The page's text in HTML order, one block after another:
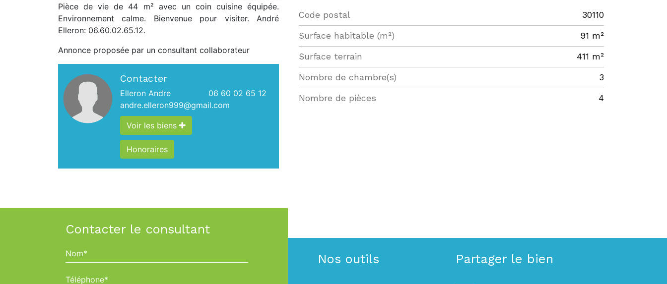
Pièce de vie de 44 m² avec un coin cuisine équipée.
Environnement calme. Bienvenue pour visiter. André
Elleron: 06.60.02.65.12.
Annonce proposée par un consultant collaborateur
Contacter
Elleron Andre
06 60 02 65 12
andre.elleron999@gmail.com
Voir les biens
Honoraires
Label Value
Code postal 30110
Surface habitable (m²) 91 m²
surface terrain 411 m²
Nombre de chambre(s) 3
Nombre de pièces 4
Contacter le consultant
Nom*
Téléphone*
Nos outils Partager le bien